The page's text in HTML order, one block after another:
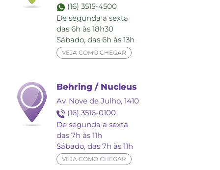
(16) 3515-4500
De segunda a sexta
das 6h às 18h30
Sábado, das 6h às 13h
VEJA COMO CHEGAR
Behring / Nucleus
Av. Nove de Julho, 1410
(16) 3516-0100
De segunda a sexta
das 7h às 11h
Sábado, das 7h às 11h
VEJA COMO CHEGAR